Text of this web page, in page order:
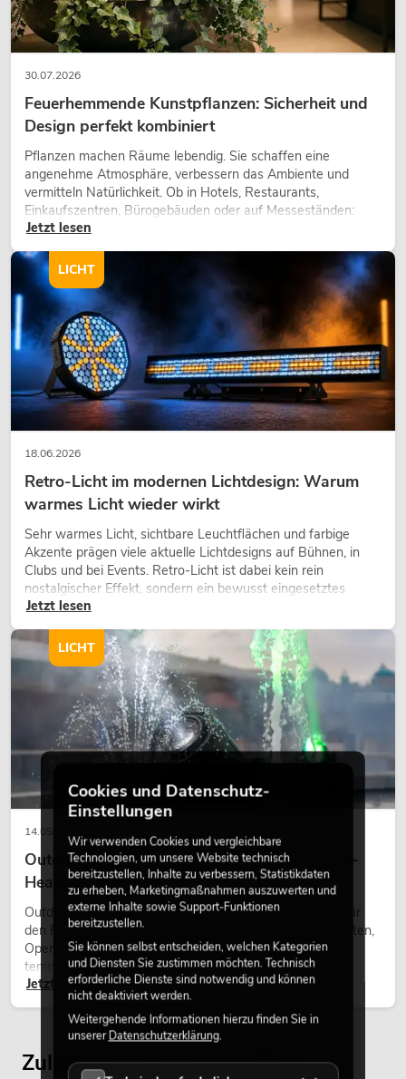
30.07.2026
Feuerhemmende Kunstpflanzen: Sicherheit und
Design perfekt kombiniert
Pflanzen machen Räume lebendig. Sie schaffen eine
angenehme Atmosphäre, verbessern das Ambiente und
vermitteln Natürlichkeit. Ob in Hotels, Restaurants,
Einkaufszentren, Bürogebäuden oder auf Messeständen:
eine hochwertige Begrünung gehört heute längst zum
Jetzt lesen
18.06.2026
Retro-Licht im modernen Lichtdesign: Warum
warmes Licht wieder wirkt
Sehr warmes Licht, sichtbare Leuchtflächen und farbige
Akzente prägen viele aktuelle Lichtdesigns auf Bühnen, in
Clubs und bei Events. Retro-Licht ist dabei kein rein
nostalgischer Effekt, sondern ein bewusst eingesetztes
Gestaltungsmittel: Es schafft Atmosphäre, gibt Szenen
wirken lassen.
Jetzt lesen
LICHT
14.05.2026
Outdoor Moving-Heads: Wetterfeste Moving-
Heads bei Events
Outdoor Moving-Heads sind bewegliche Scheinwerfer für
den Einsatz im Freien. Sie werden bei Festivals, Stadtfesten,
Open-Air-Konzerten, Architekturinszenierungen und
temporären Außeninstallationen eingesetzt.
Jetzt lesen
LICHT
Zuletzt angesehene Artikel
Cookies und Datenschutz-
Einstellungen
Wir verwenden Cookies und vergleichbare
Technologien, um unsere Website technisch
bereitzustellen, Inhalte zu verbessern, Statistikdaten
zu erheben, Marketingmaßnahmen auszuwerten und
externe Inhalte sowie Support-Funktionen
bereitzustellen.
Sie können selbst entscheiden, welchen Kategorien
und Diensten Sie zustimmen möchten. Technisch
erforderliche Dienste sind notwendig und können
nicht deaktiviert werden.
Weitergehende Informationen hierzu finden Sie in
unsererDatenschutzerklärung.